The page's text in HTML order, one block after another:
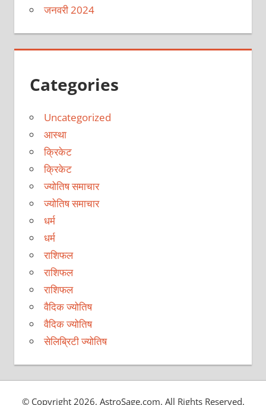
जनवरी 2024
Categories
Uncategorized
आस्था
क्रिकेट
क्रिकेट
ज्योतिष समाचार
ज्योतिष समाचार
धर्म
धर्म
राशिफल
राशिफल
राशिफल
वैदिक ज्योतिष
वैदिक ज्योतिष
सेलिब्रिटी ज्योतिष
© Copyright 2026, AstroSage.com. All Rights Reserved.